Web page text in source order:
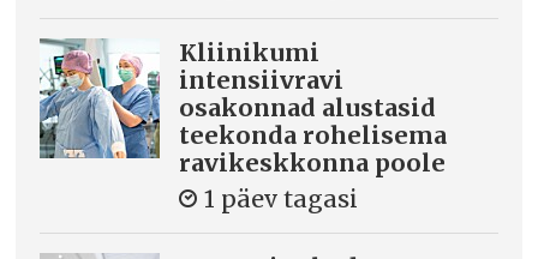
Kliinikumi
intensiivravi
osakonnad alustasid
teekonda rohelisema
ravikeskkonna poole
1 päev tagasi